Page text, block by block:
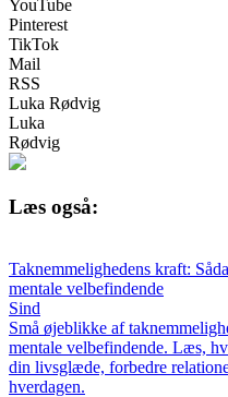
YouTube
Pinterest
TikTok
Mail
RSS
Luka Rødvig
Luka
Rødvig
Læs også:
Taknemmelighedens kraft:
mentale velbefindende
Sind
Små øjeblikke af
mentale velbefindende. Læs,
din livsglæde, forbedre
hverdagen.